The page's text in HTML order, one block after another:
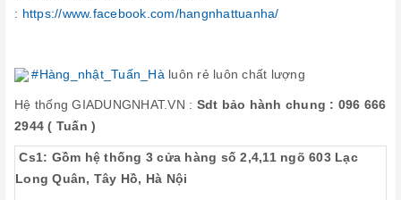
: https://www.facebook.com/hangnhattuanha/
#Hàng_nhật_Tuấn_Hà luôn rẻ luôn chất lượng
Hệ thống GIADUNGNHAT.VN : Sdt bảo hành chung : 096 666
2944 ( Tuấn )
Cs1: Gồm hệ thống 3 cửa hàng số 2,4,11 ngõ 603 Lạc
Long Quân, Tây Hồ, Hà Nội